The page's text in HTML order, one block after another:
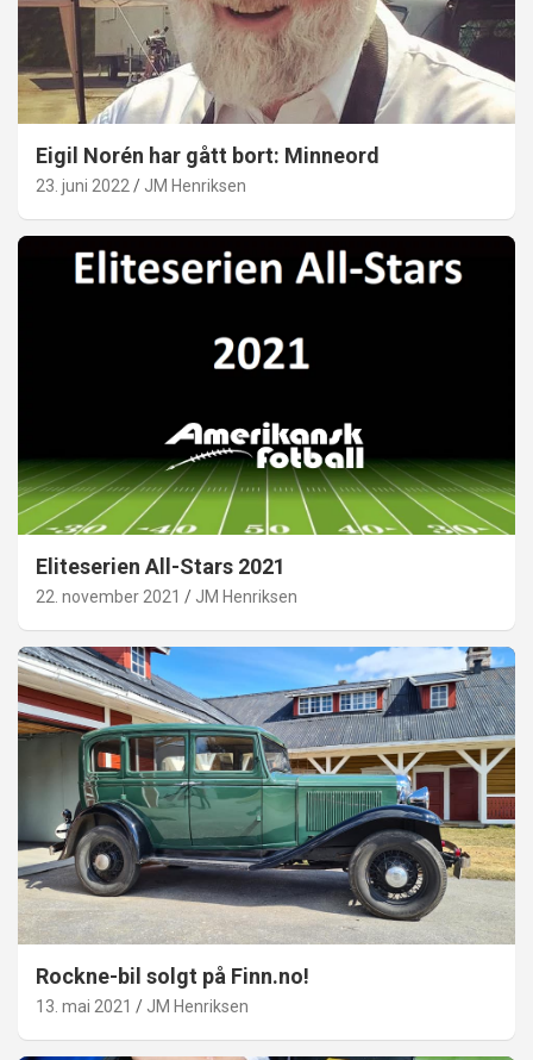
Eigil Norén har gått bort: Minneord
23. juni 2022 JM Henriksen
Eliteserien All-Stars 2021
22. november 2021 JM Henriksen
Rockne-bil solgt på Finn.no!
13. mai 2021 JM Henriksen